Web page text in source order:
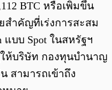
BTC หรือเพิ่มขึ้น
สำคัญที่เร่งการสะสม
บบ Spot ในสหรัฐฯ
ให้บริษัท กองทุนบำนาญ
สามารถเข้าถึง